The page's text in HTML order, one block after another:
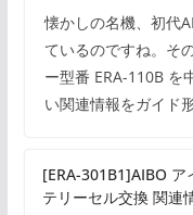
懐かしの名機、初代
ているのですね。そ
ー型番 ERA-110B を
い関連情報をガイド
[ERA-301B1]AIBO ア
テリーセル交換 関連